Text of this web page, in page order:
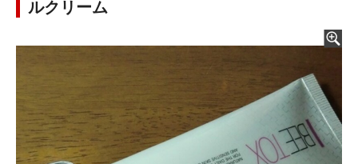
ルクリーム